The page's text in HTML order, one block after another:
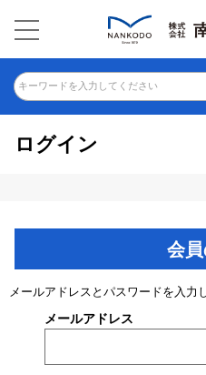
キーワードを入力してください
ログイン
会
メールアドレスとパスワードを入力
メールアドレス